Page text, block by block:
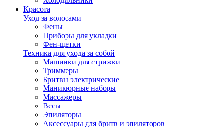
Красота
Уход за волосами
Фены
Приборы для укладки
Фен-щетки
Техника для ухода за собой
Машинки для стрижки
Триммеры
Бритвы электрические
Маникюрные наборы
Массажеры
Весы
Эпиляторы
Аксессуары для бритв и эпиляторов